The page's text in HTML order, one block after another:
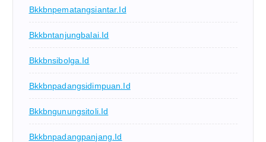
Bkkbnpematangsiantar.id
Bkkbntanjungbalai.id
Bkkbnsibolga.id
Bkkbnpadangsidimpuan.id
Bkkbngunungsitoli.id
Bkkbnpadangpanjang.id